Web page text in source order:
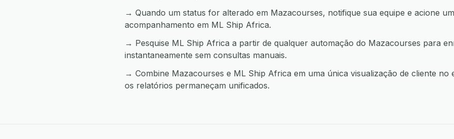
→ Quando um status for alterado em Mazacourses, notifique sua equipe e acione
acompanhamento em ML Ship Africa.
→ Pesquise ML Ship Africa a partir de qualquer automação do Mazacourses para
instantaneamente sem consultas manuais.
→ Combine Mazacourses e ML Ship Africa em uma única visualização de cliente no
os relatórios permaneçam unificados.